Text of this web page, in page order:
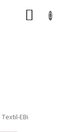
Textil-EBi